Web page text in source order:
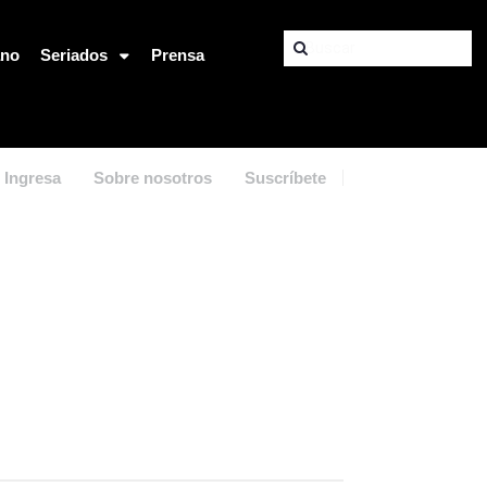
Seriados Prensa
Ingresa Sobre nosotros Suscríbete